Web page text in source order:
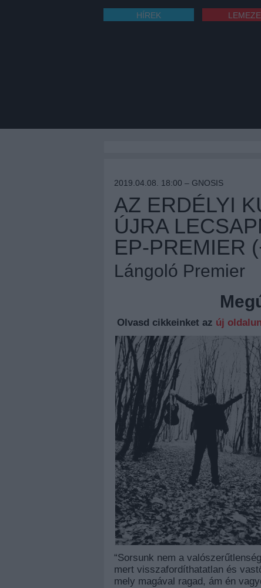
HÍREK
2019.04.08. 18:00 – GNOSIS
AZ ERDÉLYI
ÚJRA
EP-PREMIER
Lángoló Premier
Olvasd cikkeinket az új
“Sorsunk nem a
mert visszafordíthatatlan és
mely magával ragad, ám én